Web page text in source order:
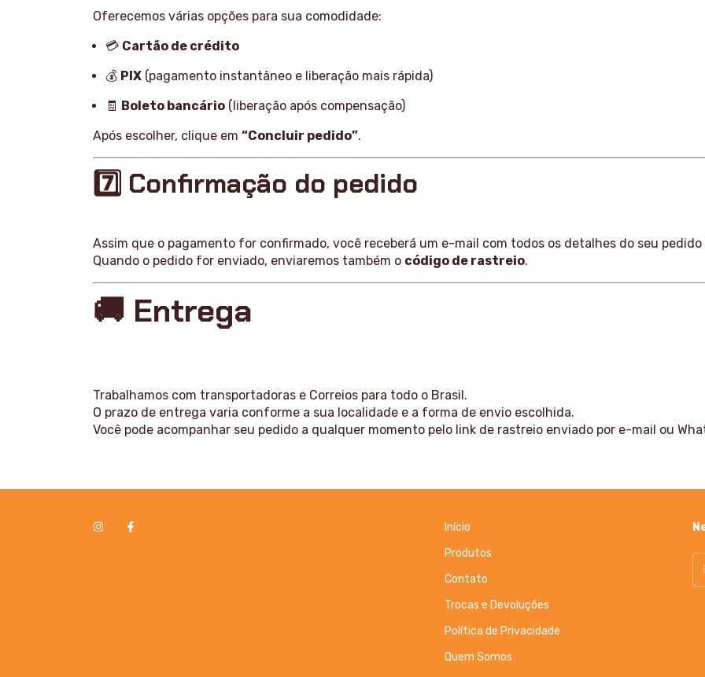
Oferecemos várias opções para sua comodidade:
💳 Cartão de crédito
💰 PIX (pagamento instantâneo e liberação mais rápida)
🧾 Boleto bancário (liberação após compensação)
Após escolher, clique em “Concluir pedido”.
7️⃣ Confirmação do pedido
Assim que o pagamento for confirmado, você receberá um e-mail com todos os detalhes do seu
Quando o pedido for enviado, enviaremos também o código de rastreio.
🚚 Entrega
Trabalhamos com transportadoras e Correios para todo o Brasil.
O prazo de entrega varia conforme a sua localidade e a forma de envio escolhida.
Você pode acompanhar seu pedido a qualquer momento pelo link de rastreio enviado por e-mail ou
Início
Produtos
Contato
Trocas e Devoluções
Política de Privacidade
Quem Somos